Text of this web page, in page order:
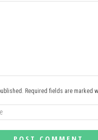
Required fields are marked